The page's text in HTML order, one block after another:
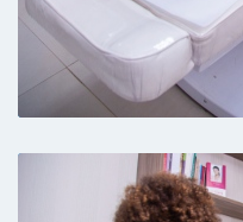
Prótese de Mama
Retorno de consultas
maravilhoso
super simpático!
procedimento com
Paciente